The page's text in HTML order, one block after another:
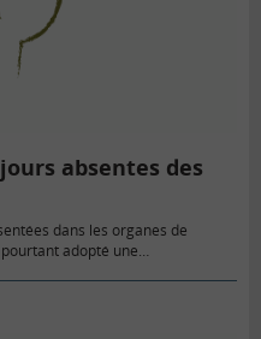
absentes des
dans les organes de
adopté une…